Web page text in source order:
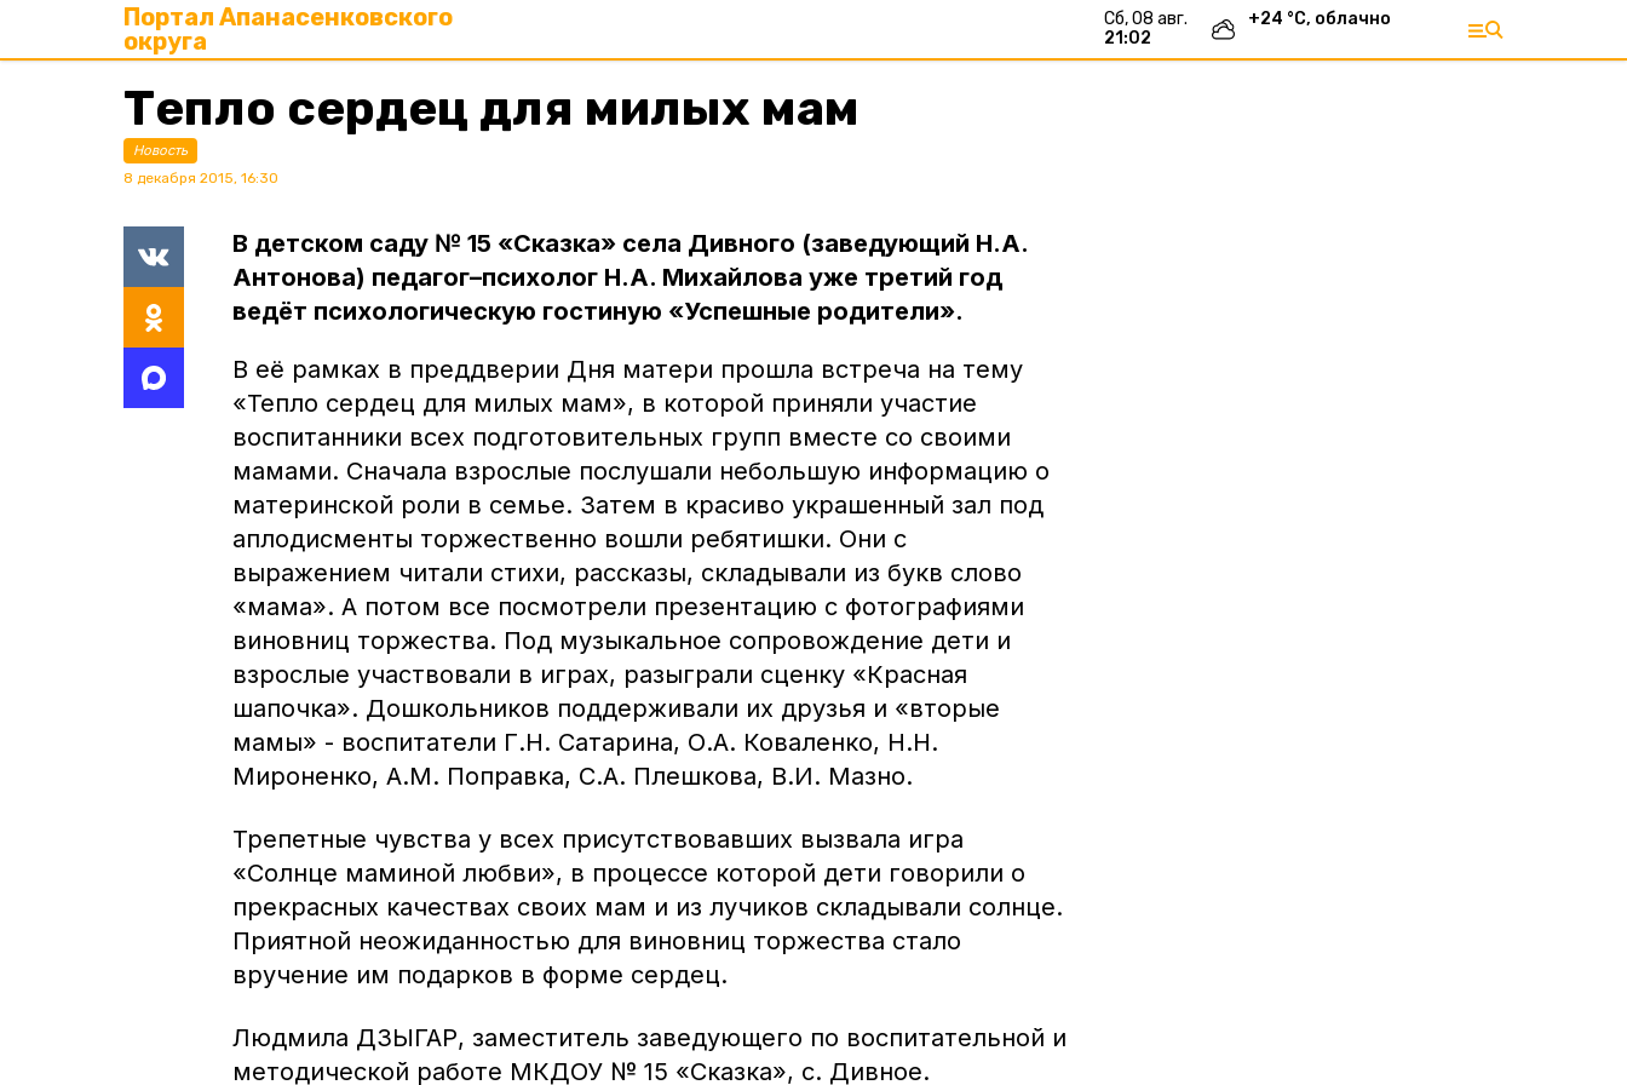
Портал Апанасенковского
округа
сб, 08 авг.
21:02
+24 °С, облачно
Тепло сердец для милых мам
Новость
8 декабря 2015, 16:30
В детском саду № 15 «Сказка» села Дивного (заведующий Н.А.
Антонова) педагог–психолог Н.А. Михайлова уже третий год
ведёт психологическую гостиную «Успешные родители».
В её рамках в преддверии Дня матери прошла встреча на тему
«Тепло сердец для милых мам», в которой приняли участие
воспитанники всех подготовительных групп вместе со своими
мамами. Сначала взрослые послушали небольшую информацию о
материнской роли в семье. Затем в красиво украшенный зал под
аплодисменты торжественно вошли ребятишки. Они с
выражением читали стихи, рассказы, складывали из букв слово
«мама». А потом все посмотрели презентацию с фотографиями
виновниц торжества. Под музыкальное сопровождение дети и
взрослые участвовали в играх, разыграли сценку «Красная
шапочка». Дошкольников поддерживали их друзья и «вторые
мамы» - воспитатели Г.Н. Сатарина, О.А. Коваленко, Н.Н.
Мироненко, А.М. Поправка, С.А. Плешкова, В.И. Мазно.
Трепетные чувства у всех присутствовавших вызвала игра
«Солнце маминой любви», в процессе которой дети говорили о
прекрасных качествах своих мам и из лучиков складывали солнце.
Приятной неожиданностью для виновниц торжества стало
вручение им подарков в форме сердец.
Людмила ДЗЫГАР, заместитель заведующего по воспитательной и
методической работе МКДОУ № 15 «Сказка», с. Дивное.